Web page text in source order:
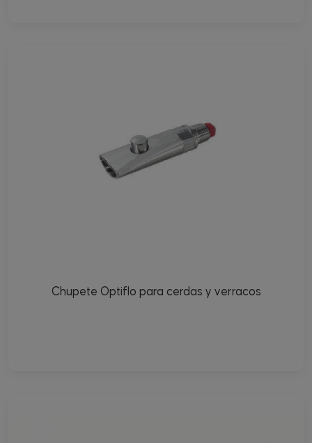
Chupete Optiflo para cerdas y verracos